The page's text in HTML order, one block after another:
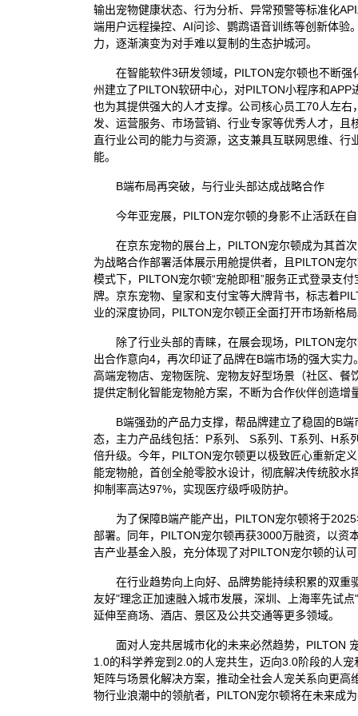
输出宠物健康状态、行为分析、异常预警等标准化
端用户远程操控、AI问诊、鹦鹉语音训练等创新体验
力，逐渐演变为对手难以复制的生态护城河。
在智能软件3研发领域，PILTON宠尔顿也不断
州建立了PILTON软研中心，对PILTON小程序和
也为其提供强大的人才支撑。公司核心员工70人左
发、运营服务、市场营销、行业专家等优秀人才，
直行业公司的能力与资源，这支兼具互联网思维、
能。
B端布局再突破，与行业头部达成战略合作
今年亚宠展，PILTON宠尔顿的身影不止活跃在
在京东宠物的展台上，PILTON宠尔顿成为其首
为战略合作部署活体展示用舱提供者，且PILTON宠
模式下，PILTON宠尔顿“宠舱即租”服务正式登录支
牌。京东宠物、皇家和支付宝等大牌背书，标志着
业的深度协同，PILTON宠尔顿正全面打开市场新格
除了行业头部的青睐，在展会现场，PILTON宠
出合作意向4，再次印证了品牌在B端市场的强大实
高端宠物店、宠物医院、宠物友好型场景（社区、
提供定制化智能宠物舱方案，不断为合作伙伴创造增
B端强劲的产品力支撑，帮品牌建立了稳固的B
态，主力产品线包括：P系列、 S系列、T系列、H
倍升级。今年，PILTON宠尔顿更以极致匠心重新定
能宠物舱，首创全舱零胶水设计，彻底解决传统胶
抑制率高达97%，实现医疗级呼吸防护。
为了保障B端产能产出，PILTON宠尔顿将于
部署。同年，PILTON宠尔顿再获3000万融资，以资
吉产业基金入股，充分体现了对PILTON宠尔顿的认
在行业趋势向上向好、品牌势能持续积累的双
友好"理念正加速融入城市发展，深圳、上海率先试
延伸至商场、酒店、景区及公共交通等更多领域。
面对人宠共居城市化的未来必然趋势，PILTON
1.0的科学养宠到2.0的人宠共生，迈向3.0阶段的人
矩阵与场景化解决方案，推动全社会人宠关系向更高
物行业浪潮中的领航者，PILTON宠尔顿将在未来成